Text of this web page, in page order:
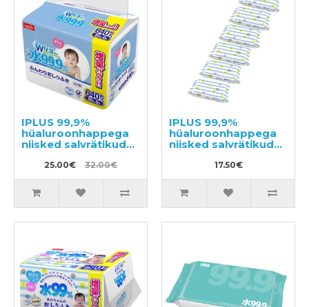
IPLUS 99,9%
hüaluroonhappega
niisked salvrätikud
beebile 640tk (8x80)
25.00€ 32.00€
IPLUS 99,9%
hüaluroonhappega
niisked salvrätikud
beebile 480tk (6x80)
17.50€